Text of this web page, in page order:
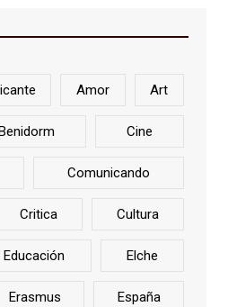
Amor Art
Cine
Comunicando
Critica Cultura
Educación Elche
Erasmus España